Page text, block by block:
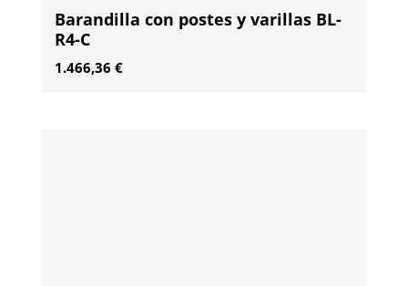
Barandilla con postes y varillas BL-
R4-C
1.466,36 €